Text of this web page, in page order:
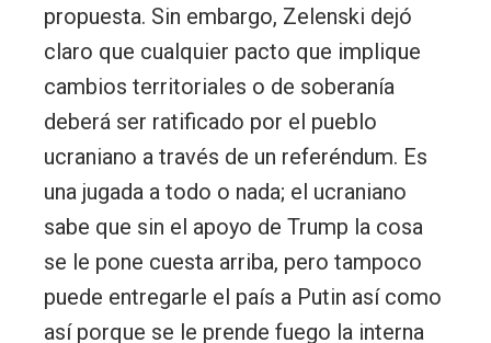
propuesta. Sin embargo, Zelenski dejó
claro que cualquier pacto que implique
cambios territoriales o de soberanía
deberá ser ratificado por el pueblo
ucraniano a través de un referéndum. Es
una jugada a todo o nada; el ucraniano
sabe que sin el apoyo de Trump la cosa
se le pone cuesta arriba, pero tampoco
puede entregarle el país a Putin así como
así porque se le prende fuego la interna